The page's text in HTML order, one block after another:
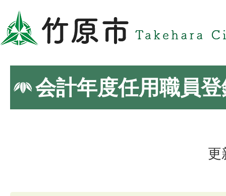
会計年度任用職員
更